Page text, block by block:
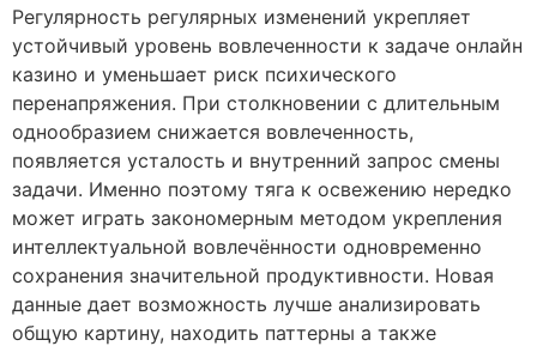
Регулярность регулярных изменений укрепляет
устойчивый уровень вовлеченности к задаче онлайн
казино и уменьшает риск психического
перенапряжения. При столкновении с длительным
однообразием снижается вовлеченность,
появляется усталость и внутренний запрос смены
задачи. Именно поэтому тяга к освежению нередко
может играть закономерным методом укрепления
интеллектуальной вовлечённости одновременно
сохранения значительной продуктивности. Новая
данные дает возможность лучше анализировать
общую картину, находить паттерны а также